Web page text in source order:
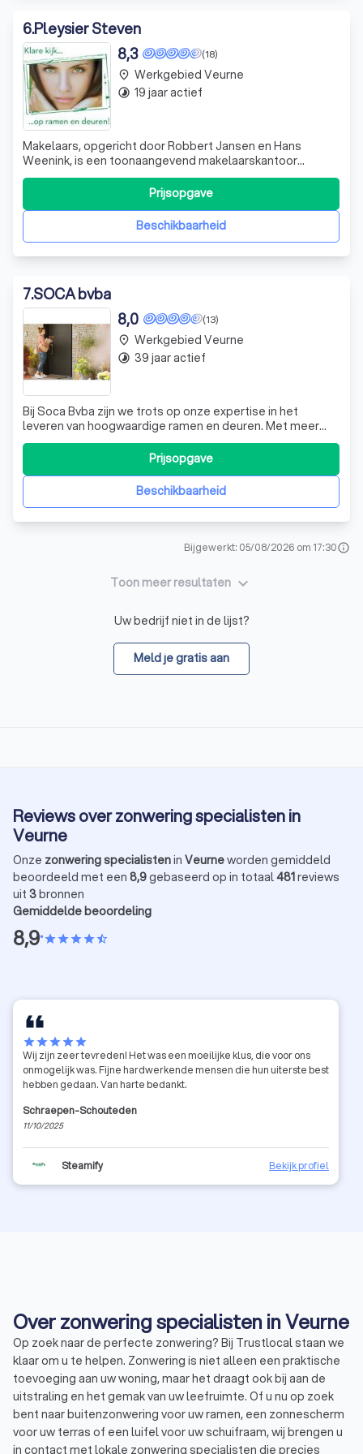
6.Pleysier Steven
(18)
8,3
Makelaars, opgericht door Robbert Jansen en Hans
Weenink, is een toonaangevend makelaarskantoor
gevestigd in Deventer en Ommen. Met een diepgaande
kennis van de lokale huizenmarkt, onderscheiden we ons
door onze expertise en sympathieke benadering. We zijn
trots op onze NVM-aansluiting, die onze kla
Beschikbaarheid
Prijsopgave
place Werkgebied Veurne
timelapse 19 jaar actief
7.SOCA bvba
(13)
8,0
Bij Soca Bvba zijn we trots op onze expertise in het
leveren van hoogwaardige ramen en deuren. Met meer
dan 50 jaar ervaring in de branche, onderscheiden we ons
door onze toewijding aan kwaliteit en duurzaamheid. Onze
producten, variërend van kunststof en hout-aluminium
ramen tot knikarmschermen, zi
Beschikbaarheid
Prijsopgave
place Werkgebied Veurne
timelapse 39 jaar actief
Bijgewerkt: 05/08/2026 om 17:30info
Toon meer resultaten keyboard_arrow_down
Uw bedrijf niet in de lijst?
Meld je gratis aan
Reviews over zonwering specialisten in
Veurne
Onze zonwering specialistenin Veurneworden gemiddeld
beoordeeld met een 8,9gebaseerd op in totaal481reviews
uit 3bronnen
Gemiddelde beoordeling
8,9•starstarstarstarstar_half
starstarstarstarstar
Wij zijn zeer tevreden! Het was een moeilijke klus, die voor ons
onmogelijk was. Fijne hardwerkende mensen die hun uiterste best
hebben gedaan. Van harte bedankt.
Schraepen-Schouteden
11/10/2025
Steamify Bekijk profiel
Over zonwering specialisten in Veurne
Op zoek naar de perfecte zonwering? Bij Trustlocal staan we
klaar om u te helpen. Zonwering is niet alleen een praktische
toevoeging aan uw woning, maar het draagt ook bij aan de
uitstraling en het gemak van uw leefruimte. Of u nu op zoek
bent naar buitenzonwering voor uw ramen, een zonnescherm
voor uw terras of een luifel voor uw schuifraam, wij brengen u
in contact met lokale zonwering specialisten die precies